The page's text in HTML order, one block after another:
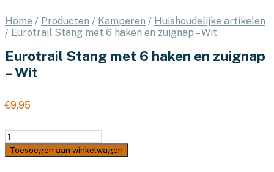
Home / Producten / Kamperen / Huishoudelijke artikelen
/ Eurotrail Stang met 6 haken en zuignap – Wit
Eurotrail Stang met 6 haken en zuignap
– Wit
€9,95
Eurotrail
Stang
met
Toevoegen aan winkelwagen